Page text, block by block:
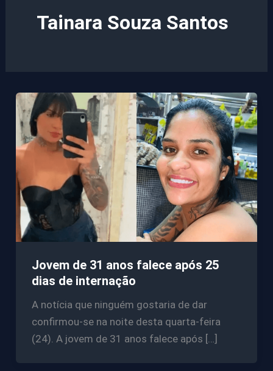
Tainara Souza Santos
Jovem de 31 anos falece após 25
dias de internação
A notícia que ninguém gostaria de dar
confirmou-se na noite desta quarta-feira
(24). A jovem de 31 anos falece após […]